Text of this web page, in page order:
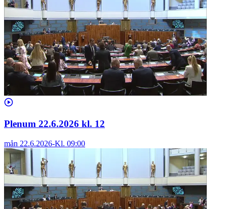
Plenum 22.6.2026 kl. 12
mån 22.6.2026-Kl. 09:00